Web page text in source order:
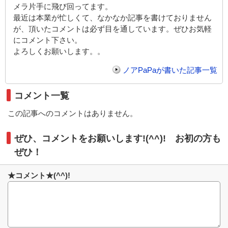
メラ片手に飛び回ってます。
最近は本業が忙しくて、なかなか記事を書けておりません
が、頂いたコメントは必ず目を通しています。ぜひお気軽
にコメント下さい。
よろしくお願いします。。
ノアPaPaが書いた記事一覧
コメント一覧
この記事へのコメントはありません。
ぜひ、コメントをお願いします!(^^)! お初の方も
ぜひ！
★コメント★(^^)!